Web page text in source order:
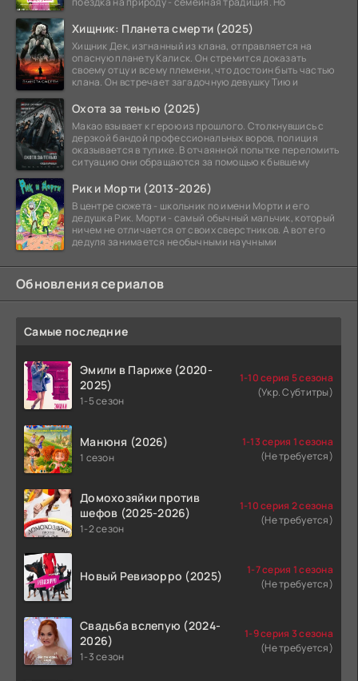
Хищник: Планета смерти (2025)
Хищник Дек, изгнанный из клана, отправляется на
опасную планету Калиск. Он стремится доказать
своему отцу и всему племени, что достоин быть частью
клана. Он встречает загадочную девушку Тию и
Охота за тенью (2025)
Макао взывает к герою из прошлого. Столкнувшись с
дерзкой бандой профессиональных воров, полиция
оказывается в тупике. В отчаянной попытке переломить
ситуацию они обращаются за помощью к бывшему
Рик и Морти (2013-2026)
В центре сюжета - школьник по имени Морти и его
дедушка Рик. Морти - самый обычный мальчик, который
ничем не отличается от своих сверстников. А вот его
дедуля занимается необычными научными
Обновления сериалов
Самые последние
Эмили в Париже (2020-
2025)
1-5 сезон
1-10 серия 5 сезона
(Укр. Субтитры)
Манюня (2026)
1 сезон
1-13 серия 1 сезона
(Не требуется)
Домохозяйки против
шефов (2025-2026)
1-2 сезон
1-10 серия 2 сезона
(Не требуется)
Новый Ревизорро (2025)
1-7 серия 1 сезона
(Не требуется)
Свадьба вслепую (2024-
2026)
1-3 сезон
1-9 серия 3 сезона
(Не требуется)